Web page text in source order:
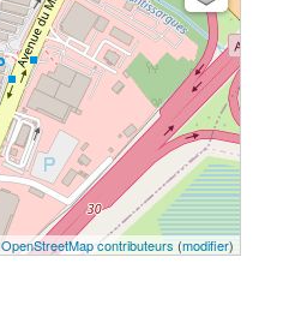
OpenStreetMap contributeurs (modifier)